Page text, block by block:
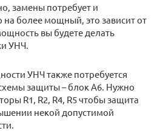
замены потребует и
более мощный, это зависит от
вы будете делать
УНЧ.
УНЧ также потребуется
защиты – блок А6. Нужно
R1, R2, R4, R5 чтобы защита
некой допустимой